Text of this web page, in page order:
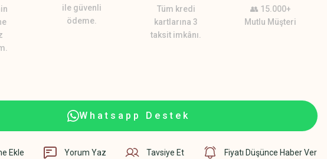
ile güvenli
ödeme.
Tüm kredi
kartlarına 3
taksit imkânı.
👥 15.000+
Mutlu Müşteri
Whatsapp Destek
Yorum Yaz Tavsiye Et Fiyatı Düşünce Haber Ver